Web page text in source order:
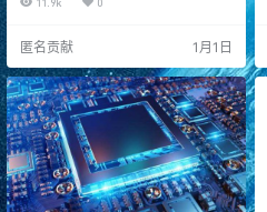
+原厂系统+宝典+汽修帝+精
台】德美日国产 最新款车型
高中低车型 燃油车 新能源
混动车 维修手册+电路图+技
术通报+拆装资料+保养资
料】
+195+*通+名匠 2020年开始~~20
术通报+ 拆装资料+保养资料+技术
特性 查询内容：超级体验：F6智数
+爱扳手+畅意+原厂系统+宝典+汽
修帝+精通+195+修车T+名匠...等
等。 本套资源：本站…
匿名贡献 1月1日